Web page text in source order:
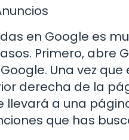
en Google es
Primero, abre
Una vez
derecha de la
llevará a una
que has